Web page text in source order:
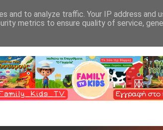
Επικοινωνία
ΠΟΛΙΤΙΣΜΌΣ Σήμερα η Έκθεση Τοπικών
and to analyze traffic. Your IP address and
metrics to ensure quality of service,